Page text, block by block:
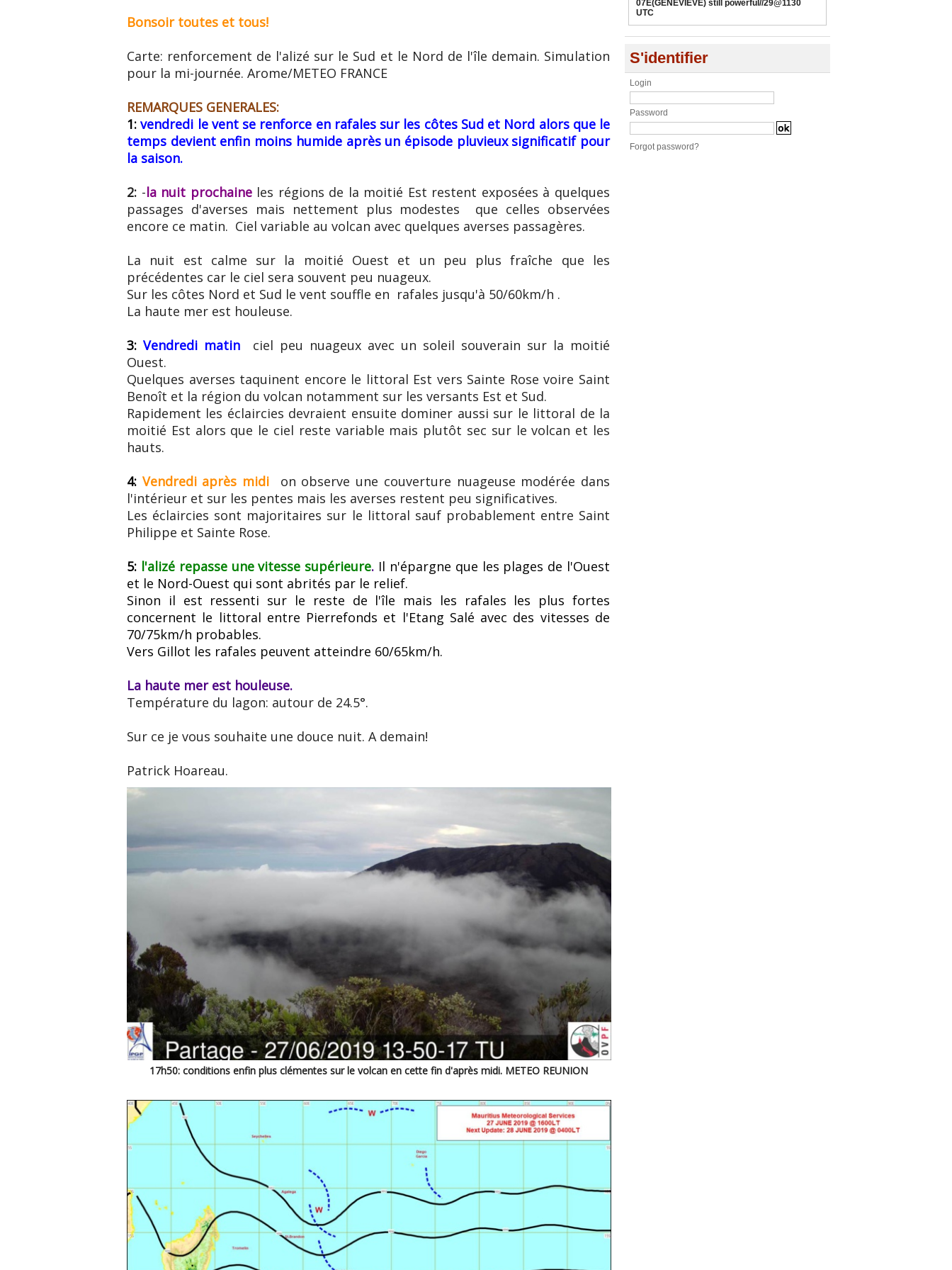
Bonsoir toutes et tous!
Carte: renforcement de l'alizé sur le Sud et le Nord de l'île demain. Simulation
pour la mi-journée. Arome/METEO FRANCE
REMARQUES GENERALES:
1: vendredi le vent se renforce en rafales sur les côtes Sud et Nord alors que le
temps devient enfin moins humide après un épisode pluvieux significatif pour
la saison.
2: -la nuit prochaineles régions de la moitié Est restent exposées à quelques
passages d'averses mais nettement plus modestes que celles observées
encore ce matin. Ciel variable au volcan avec quelques averses passagères.
La nuit est calme sur la moitié Ouest et un peu plus fraîche que les
précédentes car le ciel sera souvent peu nuageux.
Sur les côtes Nord et Sud le vent souffle en rafales jusqu'à 50/60km/h .
La haute mer est houleuse.
3: Vendredi matin
ciel peu nuageux avec un soleil souverain sur la moitié
Ouest.
Quelques averses taquinent encore le littoral Est vers Sainte Rose voire Saint
Benoît et la région du volcan notamment sur les versants Est et Sud.
Rapidement les éclaircies devraient ensuite dominer aussi sur le littoral de la
moitié Est alors que le ciel reste variable mais plutôt sec sur le volcan et les
hauts.
4: Vendredi après midi
on observe une couverture nuageuse modérée dans
l'intérieur et sur les pentes mais les averses restent peu significatives.
Les éclaircies sont majoritaires sur le littoral sauf probablement entre Saint
Philippe et Sainte Rose.
5: l'alizé repasse une vitesse supérieure. Il n'épargne que les plages de l'Ouest
et le Nord-Ouest qui sont abrités par le relief.
Sinon il est ressenti sur le reste de l'île mais les rafales les plus fortes
concernent le littoral entre Pierrefonds et l'Etang Salé avec des vitesses de
70/75km/h probables.
Vers Gillot les rafales peuvent atteindre 60/65km/h.
La haute mer est houleuse.
Température du lagon: autour de 24.5°.
Sur ce je vous souhaite une douce nuit. A demain!
Patrick Hoareau.
17h50: conditions enfin plus clémentes sur le volcan en cette fin d'après midi. METEO REUNION
07E(GENEVIEVE) still powerful//29@1130
UTC
S'identifier
Login
Password
Forgot password?